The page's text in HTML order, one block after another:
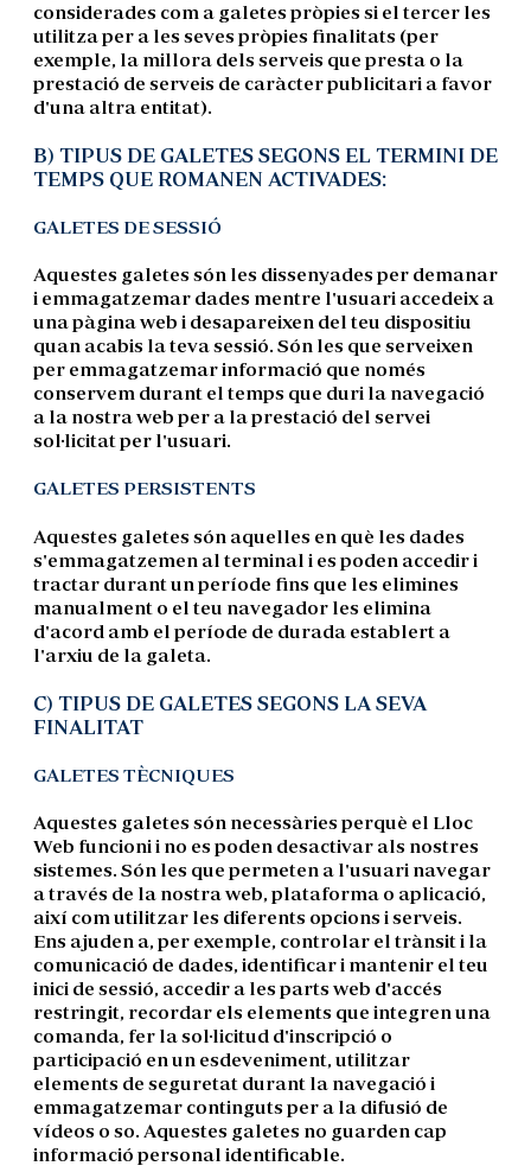
considerades com a galetes pròpies si el tercer les
utilitza per a les seves pròpies finalitats (per
exemple, la millora dels serveis que presta o la
prestació de serveis de caràcter publicitari a favor
d'una altra entitat).
B) TIPUS DE GALETES SEGONS EL TERMINI DE
TEMPS QUE ROMANEN ACTIVADES:
GALETES DE SESSIÓ
Aquestes galetes són les dissenyades per demanar
i emmagatzemar dades mentre l'usuari accedeix a
una pàgina web i desapareixen del teu dispositiu
quan acabis la teva sessió. Són les que serveixen
per emmagatzemar informació que només
conservem durant el temps que duri la navegació
a la nostra web per a la prestació del servei
sol·licitat per l'usuari.
GALETES PERSISTENTS
Aquestes galetes són aquelles en què les dades
s'emmagatzemen al terminal i es poden accedir i
tractar durant un període fins que les elimines
manualment o el teu navegador les elimina
d'acord amb el període de durada establert a
l'arxiu de la galeta.
C) TIPUS DE GALETES SEGONS LA SEVA
FINALITAT
GALETES TÈCNIQUES
Aquestes galetes són necessàries perquè el Lloc
Web funcioni i no es poden desactivar als nostres
sistemes. Són les que permeten a l'usuari navegar
a través de la nostra web, plataforma o aplicació,
així com utilitzar les diferents opcions i serveis.
Ens ajuden a, per exemple, controlar el trànsit i la
comunicació de dades, identificar i mantenir el teu
inici de sessió, accedir a les parts web d'accés
restringit, recordar els elements que integren una
comanda, fer la sol·licitud d'inscripció o
participació en un esdeveniment, utilitzar
elements de seguretat durant la navegació i
emmagatzemar continguts per a la difusió de
vídeos o so. Aquestes galetes no guarden cap
informació personal identificable.